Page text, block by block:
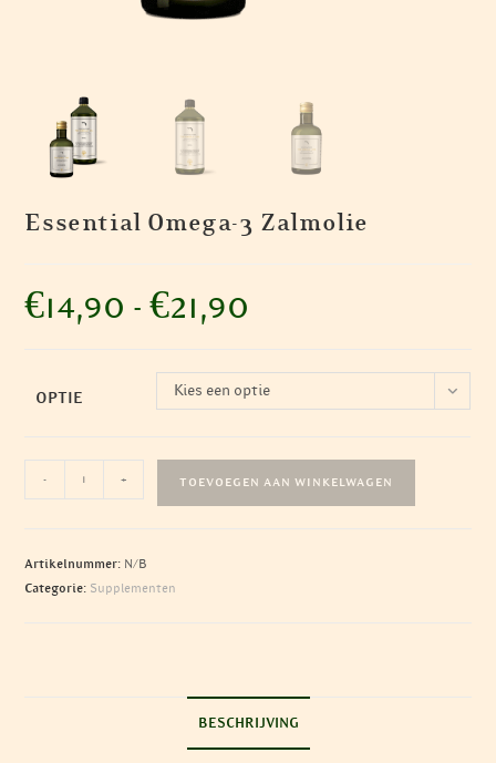
Essential Omega-3 Zalmolie
€14,90 - €21,90
OPTIE Kies een optie
Omega-
aantal
- + TOEVOEGEN AAN WINKELWAGEN
Artikelnummer: N/B
Categorie: Supplementen
BESCHRIJVING